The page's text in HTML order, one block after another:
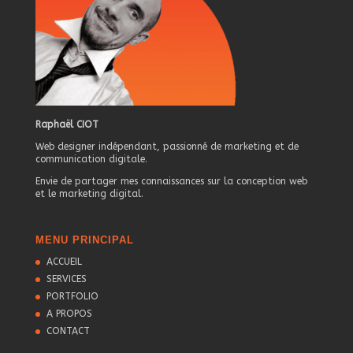
Raphaël CIOT
Web designer indépendant, passionné de marketing et de
communication digitale.
Envie de partager mes connaissances sur la conception web
et le marketing digital.
MENU PRINCIPAL
ACCUEIL
SERVICES
PORTFOLIO
A PROPOS
CONTACT